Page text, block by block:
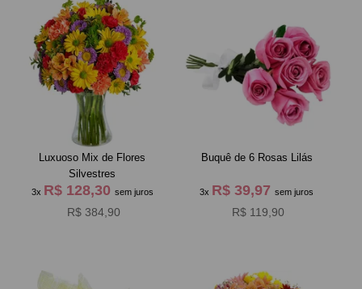
Luxuoso Mix de Flores
Silvestres
3x R$ 128,30 sem juros
R$ 384,90
Buquê de 6 Rosas Lilás
3x R$ 39,97sem juros
R$ 119,90